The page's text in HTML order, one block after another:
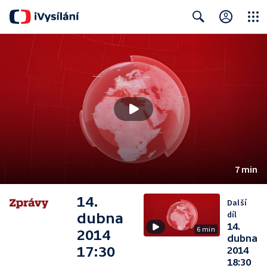
7 min
14.
dubna
2014
17:30
6 min
Další
díl
14.
dubna
2014
18:30